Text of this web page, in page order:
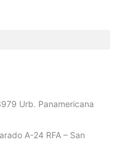
Urb. Panamericana
A-24 RFA – San